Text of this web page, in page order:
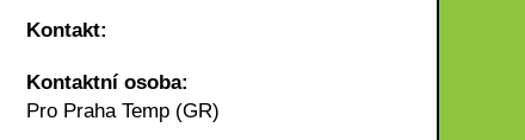
Kontakt:
Kontaktní osoba:
Pro Praha Temp (GR)